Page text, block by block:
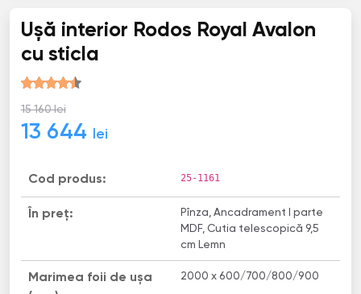
Ușă interior Rodos Royal Avalon
cu sticla
15 160 lei
13 644 lei
Cod produs: 25-1161
În preț:
Pînza, Ancadrament I parte
MDF, Cutia telescopică 9,5
cm Lemn
Marimea foii de ușa
2000 x 600/700/800/900